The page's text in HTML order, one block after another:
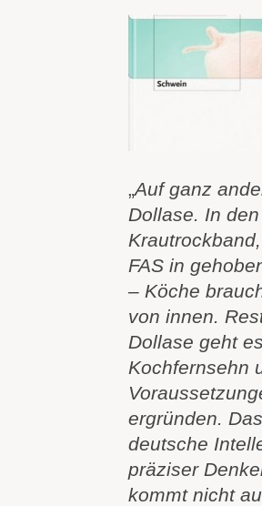
„Auf ganz
Dollase. In
FAS in
– Köche
von innen.
Dollase geht
Kochfernsehn
ergründen.
deutsche
präziser
kommt nicht